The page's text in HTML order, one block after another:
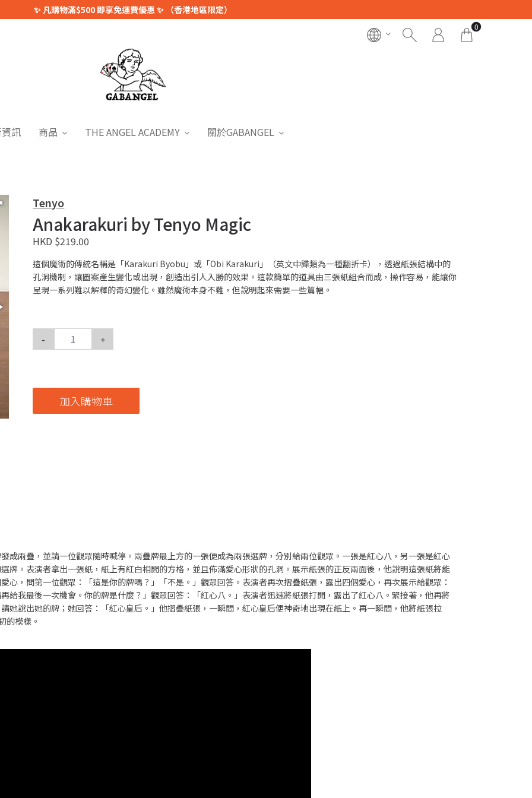
✨ 凡購物滿$500 即享免運費優惠 ✨ （香港地區限定）
0
訊 商品 THE ANGEL ACADEMY 關於GABANGEL
Tenyo
Anakarakuri by Tenyo Magic
HKD $219.00
這個魔術的傳統名稱是「Karakuri Byobu」或「Obi Karakuri」（英文中歸類為一種翻折卡），透過紙張結構中的
孔洞機制，讓圖案產生變化或出現，創造出引人入勝的效果。這款簡單的道具由三張紙組合而成，操作容易，能讓你
呈現一系列難以解釋的奇幻變化。雖然魔術本身不難，但說明起來需要一些篇幅。
- +
加入購物車
成兩疊，並請一位觀眾隨時喊停。兩疊牌最上方的一張便成為兩張選牌，分別給兩位觀眾。一張是紅心八，另一張是紅心
牌。表演者拿出一張紙，紙上有紅白相間的方格，並且佈滿愛心形狀的孔洞。展示紙張的正反兩面後，他說明這張紙將能
心，問第一位觀眾：「這是你的牌嗎？」「不是。」觀眾回答。表演者再次摺疊紙張，露出四個愛心，再次展示給觀眾：
給我最後一次機會。你的牌是什麼？」觀眾回答：「紅心八。」表演者迅速將紙張打開，露出了紅心八。緊接著，他再將
她說出她的牌；她回答：「紅心皇后。」他摺疊紙張，一瞬間，紅心皇后便神奇地出現在紙上。再一瞬間，他將紙張拉
的模樣。